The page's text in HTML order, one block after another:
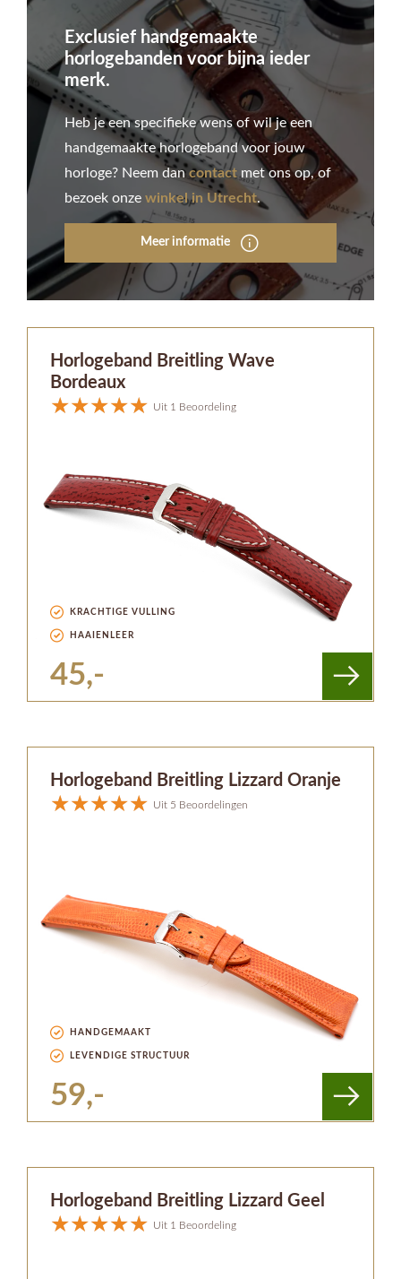
Exclusief handgemaakte
horlogebanden voor bijna ieder
merk.
Heb je een specifieke wens of wil je een
handgemaakte horlogeband voor jouw
horloge? Neem dan contact met ons op, of
bezoek onze winkel in Utrecht.
Meer informatie
Horlogeband Breitling Wave
Bordeaux
Uit 1 Beoordeling
KRACHTIGE VULLING
HAAIENLEER
45,-
Horlogeband Breitling Lizzard Oranje
Uit 5 Beoordelingen
HANDGEMAAKT
LEVENDIGE STRUCTUUR
59,-
Horlogeband Breitling Lizzard Geel
Uit 1 Beoordeling